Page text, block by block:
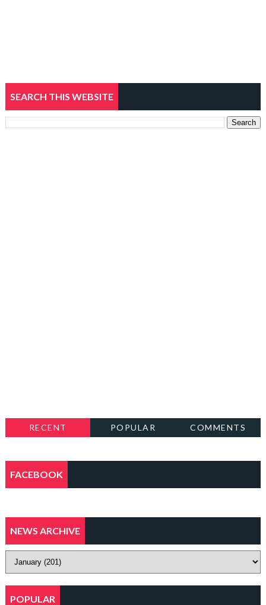
SEARCH THIS WEBSITE
RECENT POPULAR COMMENTS
FACEBOOK
NEWS ARCHIVE
POPULAR